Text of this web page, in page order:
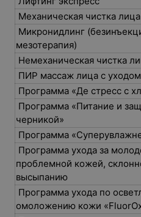
Механическая чистка лица
Микронидлинг
мезотерапия)
Немеханическая чистка
ПИР массаж лица с уходом
Программа «Де стресс с
Программа «Питание и
черникой»
Программа
Программа ухода за
проблемной кожей,
высыпанию
Программа ухода по
омоложению кожи